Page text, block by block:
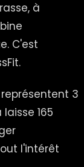
à
C'est
3
165
l'intérêt